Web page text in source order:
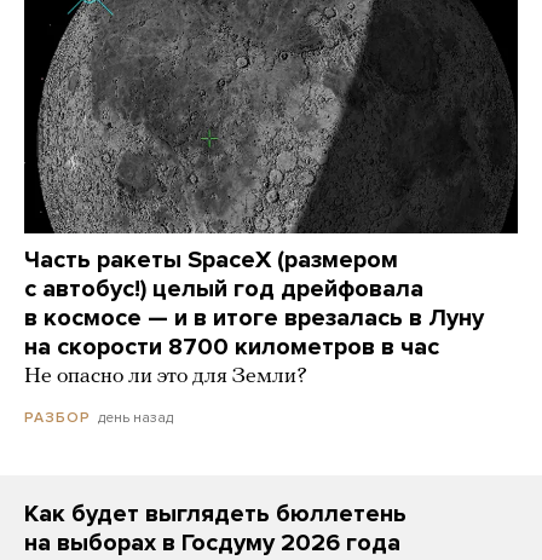
Часть ракеты SpaceX (размером
с автобус!) целый год дрейфовала
в космосе — и в итоге врезалась в Луну
на скорости 8700 километров в час
Не опасно ли это для Земли?
РАЗБОР день назад
Как будет выглядеть бюллетень
на выборах в Госдуму 2026 года